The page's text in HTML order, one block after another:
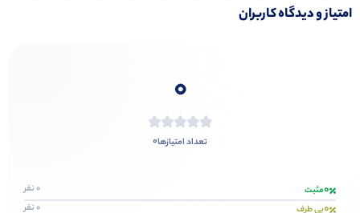
امتیاز و دیدگاه کاربران
0
تعداد امتیازها0
0مثبت 0 نفر
0 نفر